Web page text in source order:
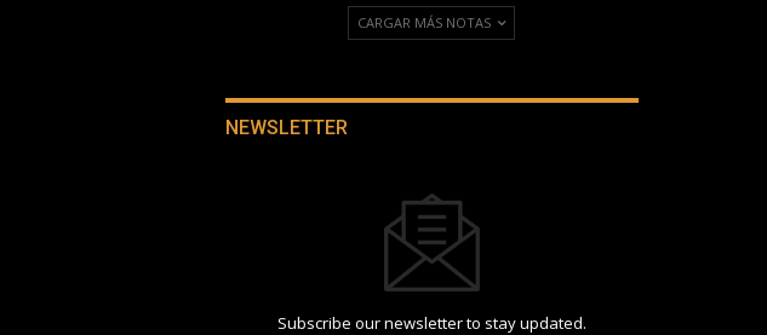
CARGAR MÁS NOTAS
NEWSLETTER
Subscribe our newsletter to stay updated.